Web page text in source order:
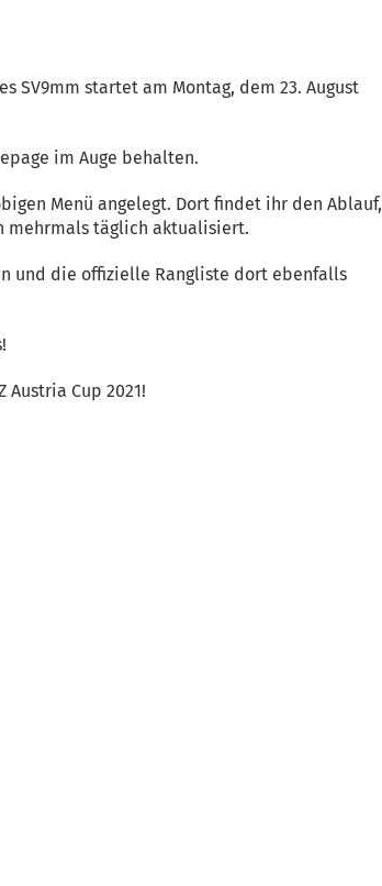
SV9mm startet am Montag, dem 23. August
im Auge behalten.
Menü angelegt. Dort findet ihr den Ablauf,
mehrmals täglich aktualisiert.
und die offizielle Rangliste dort ebenfalls
Austria Cup 2021!